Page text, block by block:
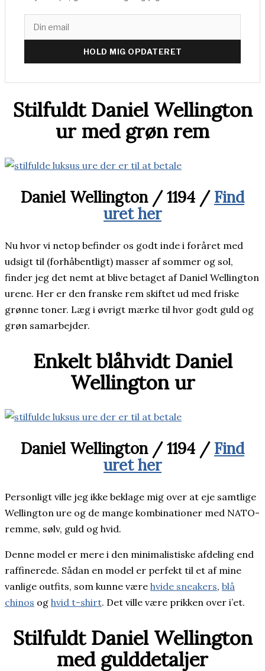
HOLD MIG OPDATERET
Stilfuldt Daniel Wellington
ur med grøn rem
Daniel Wellington / 1194 / Find
uret her
Nu hvor vi netop befinder os godt inde i foråret med
udsigt til (forhåbentligt) masser af sommer og sol,
finder jeg det nemt at blive betaget af Daniel Wellington
urene. Her er den franske rem skiftet ud med friske
grønne toner. Læg i øvrigt mærke til hvor godt guld og
grøn samarbejder.
Enkelt blåhvidt Daniel
Wellington ur
Daniel Wellington / 1194 / Find
uret her
Personligt ville jeg ikke beklage mig over at eje samtlige
Wellington ure og de mange kombinationer med NATO-
remme, sølv, guld og hvid.
Denne model er mere i den minimalistiske afdeling end
raffinerede. Sådan en model er perfekt til et af mine
vanlige outfits, som kunne være hvide sneakers, blå
chinos og hvid t-shirt. Det ville være prikken over i’et.
Stilfuldt Daniel Wellington
med gulddetaljer